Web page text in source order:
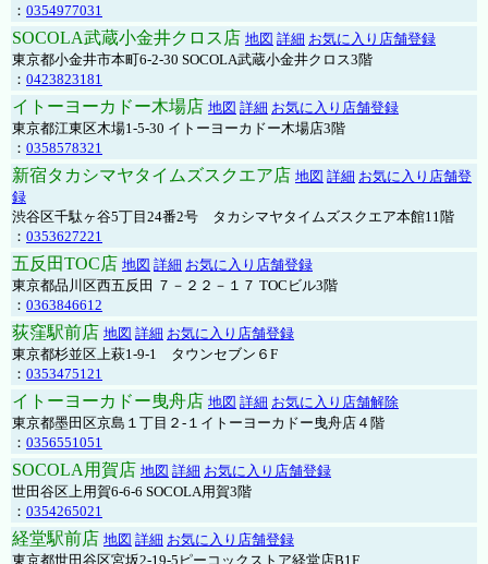
： 0354977031
SOCOLA武蔵小金井クロス店 地図 詳細 お気に入り店舗登録
東京都小金井市本町6-2-30 SOCOLA武蔵小金井クロス3階
： 0423823181
イトーヨーカドー木場店 地図 詳細 お気に入り店舗登録
東京都江東区木場1-5-30 イトーヨーカドー木場店3階
： 0358578321
新宿タカシマヤタイムズスクエア店 地図 詳細 お気に入り店舗登
録
渋谷区千駄ヶ谷5丁目24番2号 タカシマヤタイムズスクエア本館11階
： 0353627221
五反田TOC店 地図 詳細 お気に入り店舗登録
東京都品川区西五反田 ７－２２－１７ TOCビル3階
： 0363846612
荻窪駅前店 地図 詳細 お気に入り店舗登録
東京都杉並区上萩1-9-1 タウンセブン６F
： 0353475121
イトーヨーカドー曳舟店 地図 詳細 お気に入り店舗解除
東京都墨田区京島１丁目２-１イトーヨーカドー曳舟店４階
： 0356551051
SOCOLA用賀店 地図 詳細 お気に入り店舗登録
世田谷区上用賀6-6-6 SOCOLA用賀3階
： 0354265021
経堂駅前店 地図 詳細 お気に入り店舗登録
東京都世田谷区宮坂2-19-5ピーコックストア経堂店B1F